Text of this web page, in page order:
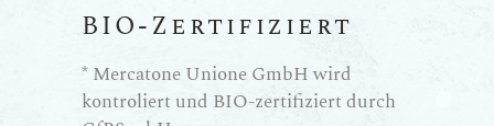
BIO-Zertifiziert
* Mercatone Unione GmbH wird
kontroliert und BIO-zertifiziert durch